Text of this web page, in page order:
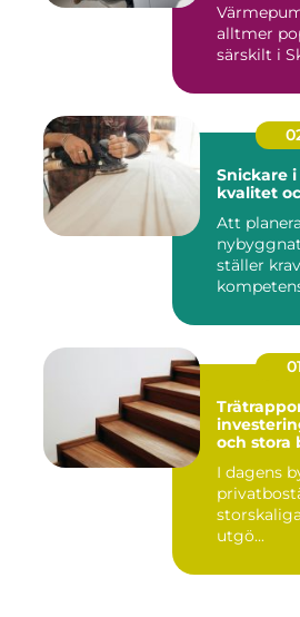
alltmer
särskilt i
Snickare i
kvalitet
Att
ställer
och stora
I dagens
utgö...